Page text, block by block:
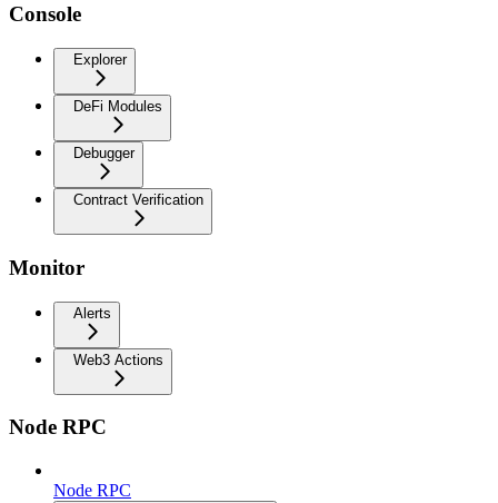
Console
Explorer
DeFi Modules
Debugger
Contract Verification
Monitor
Alerts
Web3 Actions
Node RPC
Node RPC